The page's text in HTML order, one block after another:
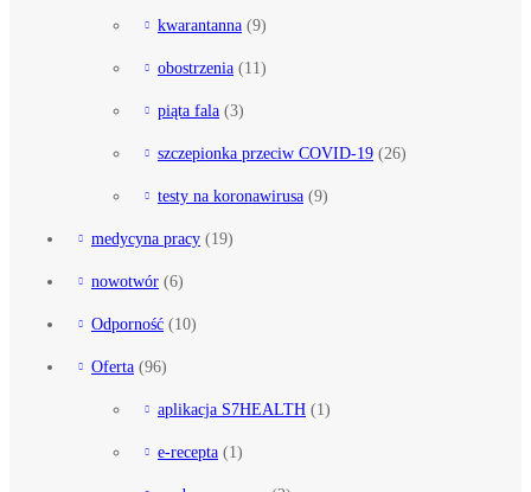
kwarantanna (9)
obostrzenia (11)
piąta fala (3)
szczepionka przeciw COVID-19 (26)
testy na koronawirusa (9)
medycyna pracy (19)
nowotwór (6)
Odporność (10)
Oferta (96)
aplikacja S7HEALTH (1)
e-recepta (1)